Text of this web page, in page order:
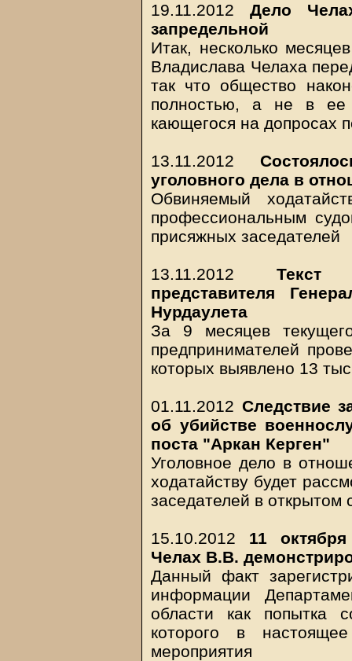
19.11.2012 Дело
запредельной
Итак, несколько
Владислава Челаха
так что общество
полностью, а не в ее
кающегося на допросах
13.11.2012
уголовного дела в
Обвиняемый
профессиональным
присяжных заседателей
13.11.2012 Текст
представителя
Нурдаулета
За 9 месяцев
предпринимателей
которых выявлено 13
01.11.2012 Следствие
об убийстве
поста "Аркан Керген"
Уголовное дело в
ходатайству будет
заседателей в открытом
15.10.2012 11
Челах В.В.
Данный факт
информации
области как попытка
которого в
мероприятия